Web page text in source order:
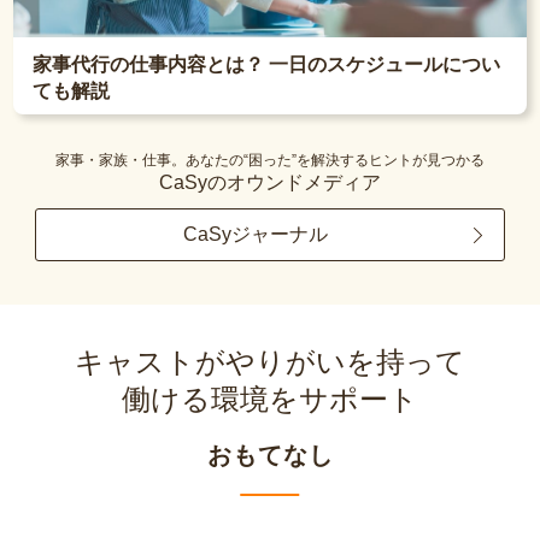
家事代行の仕事内容とは？ 一日のスケジュールについ
ても解説
家事・家族・仕事。あなたの“困った”を解決するヒントが見つかる
CaSyのオウンドメディア
CaSyジャーナル
キャストがやりがいを持って
働ける環境をサポート
おもてなし